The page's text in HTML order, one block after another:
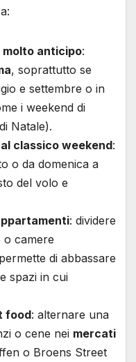
molto anticipo:
, soprattutto se
e settembre o in
i weekend di
Natale).
classico weekend:
o da domenica a
del volo e
: dividere
o camere
di abbassare
spazi in cui
food: alternare una
o cene nei mercati
o Broens Street